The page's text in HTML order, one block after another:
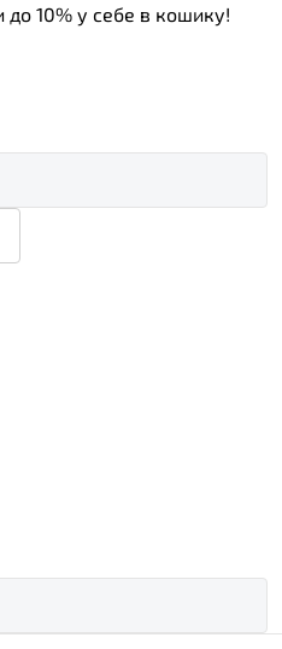
до 10% у себе в кошику!